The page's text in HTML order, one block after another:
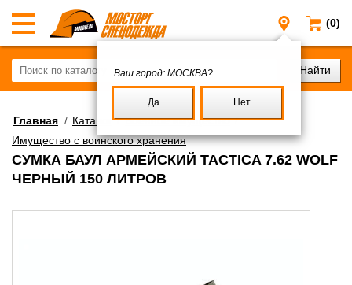
(0)
Москва
Ваш город: МОСКВА?
Да Нет
Главная / Каталог/Военное имущество/
Имущество с воинского хранения
СУМКА БАУЛ АРМЕЙСКИЙ TACTICA 7.62 WOLF
ЧЕРНЫЙ 150 ЛИТРОВ